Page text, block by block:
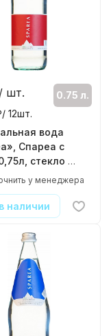
шт.
0.75 л.
12шт.
вода
Спареа с
стекло
)
у менеджера
наличии